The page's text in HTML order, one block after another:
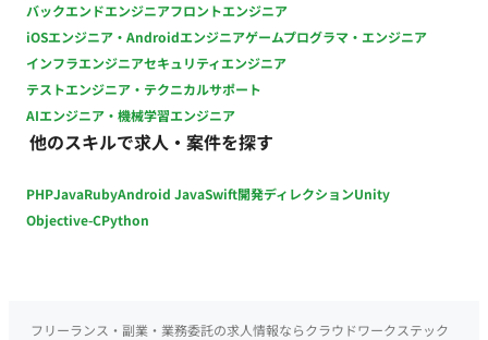
バックエンドエンジニアフロントエンジニア
iOSエンジニア・Androidエンジニアゲームプログラマ・エンジニア
インフラエンジニアセキュリティエンジニア
テストエンジニア・テクニカルサポート
AIエンジニア・機械学習エンジニア
他のスキルで求人・案件を探す
PHPJavaRubyAndroid JavaSwift開発ディレクションUnity
Objective-CPython
フリーランス・副業・業務委託の求人情報ならクラウドワークステック